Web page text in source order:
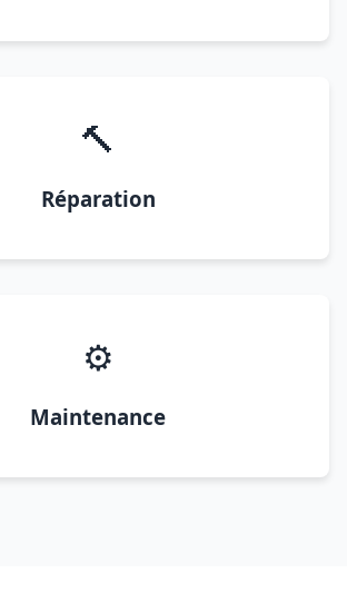
🔨
Réparation
⚙️
Maintenance